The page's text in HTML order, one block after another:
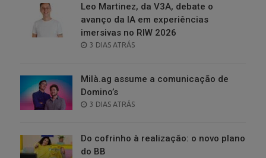
Leo Martinez, da V3A, debate o
avanço da IA em experiências
imersivas no RIW 2026
POSTED
3 DIAS ATRÁS
Milà.ag assume a comunicação de
Domino’s
POSTED
3 DIAS ATRÁS
Do cofrinho à realização: o novo plano
do BB